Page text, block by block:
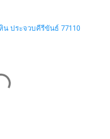
ประจวบคีรีขันธ์ 77110